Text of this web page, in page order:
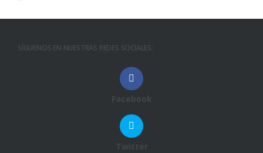
SÍGUENOS EN NUESTRAS REDES SOCIALES:
Facebook
Twitter